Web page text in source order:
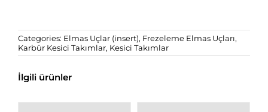
Categories: Elmas Uçlar (insert), Frezeleme Elmas Uçları,
Karbür Kesici Takımlar, Kesici Takımlar
İlgili ürünler